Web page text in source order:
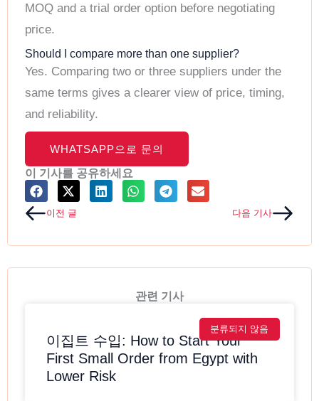
MOQ and a trial order option before negotiating
price.
Should I compare more than one supplier?
Yes. Comparing two or three suppliers under the
same terms gives a clearer view of price, timing,
and reliability.
WHATSAPP으로 문의
이 기사를 공유하세요
Prev
이전 글 다음 기사Next
관련 기사
분류되지 않음
이집트 수입: How to Start Your
First Small Order from Egypt with
Lower Risk